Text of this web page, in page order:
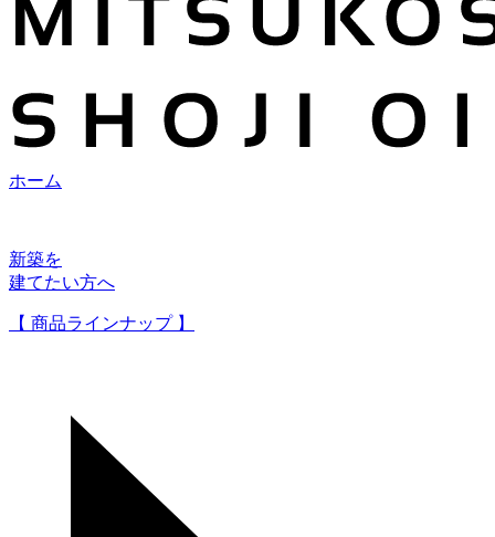
ホーム
新築を
建てたい方へ
【 商品ラインナップ 】